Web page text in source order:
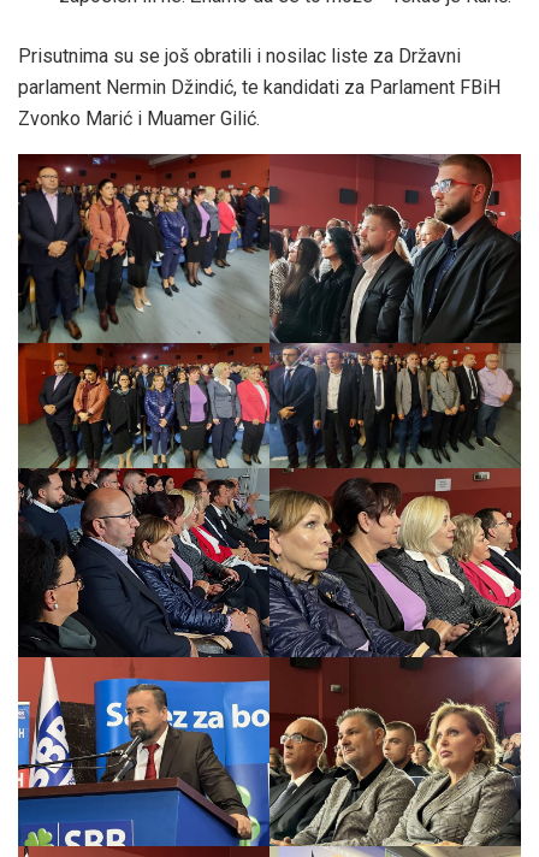
Prisutnima su se još obratili i nosilac liste za Državni
parlament Nermin Džindić, te kandidati za Parlament FBiH
Zvonko Marić i Muamer Gilić.